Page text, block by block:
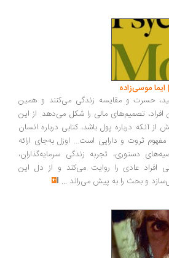
موسی‌زاده
حسرت و مقایسه زندگی می‌کنند و همین
تصمیم‌های مالی را شکل می‌دهد. از این
آنکه درباره پول باشد، کتابی درباره انسان
ثروت و دارایی است... اوزل به‌جای ارائه
دستوری، تجربه زندگی سرمایه‌گذاران،
حتی افراد عادی را روایت می‌کند و از دل این
و بحث را به پیش می‌راند ...